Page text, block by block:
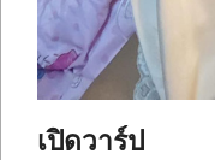
เปิดวาร์ป